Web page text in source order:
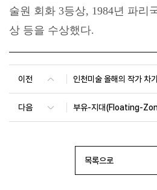
술원 회화 3등상, 1984년 파리
상 등을 수상했다.
이전
다음 부유-지대(Floating-
목록으로